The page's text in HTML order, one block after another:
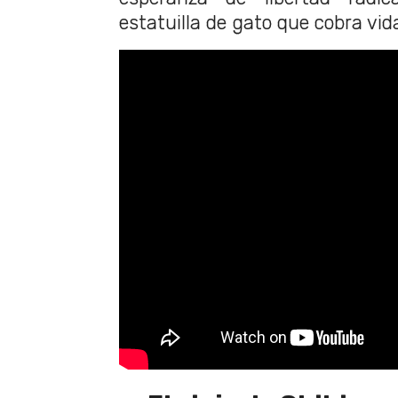
estatuilla de gato que cobra